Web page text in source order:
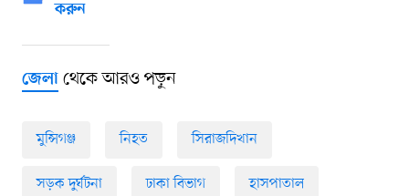
করুন
জেলাথেকে আরও পড়ুন
মুন্সিগঞ্জ নিহত সিরাজদিখান
সড়ক দুর্ঘটনা ঢাকা বিভাগ হাসপাতাল